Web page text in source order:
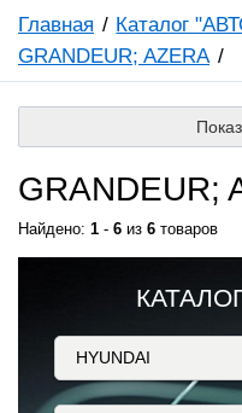
Главная Каталог
GRANDEUR; AZERA
GRANDEUR;
Найдено: 1 - 6 из 6 товаров